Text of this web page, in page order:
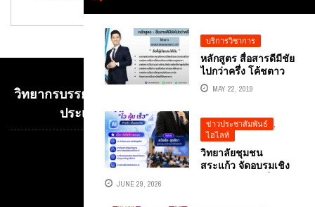
บริการวิชาการ
หลักสูตร สื่อสารดีมีชัย
ไปกว่าครึ่ง โค้ชตาว
MAY 22, 2019
ข่าวประชาสัมพันธ์
,
ไฮไลท์
วิทยาลัยชุมชน
สระแก้ว จัดอบรมเชิง
JUNE 29, 2026
วิทยากรบรรยาย E-COMMERCE เพื่อการค้าระหว่าง
ประเทศ อ.ดร.ต้นรัก ธวัชชัย สุขสีดา